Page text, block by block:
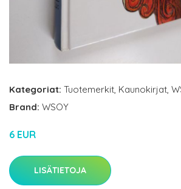
Kategoriat: Tuotemerkit, Kaunokirjat,
Brand: WSOY
6 EUR
LISÄTIETOJA